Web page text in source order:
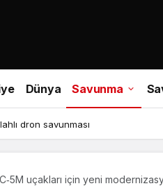
Dünya Savunma
dron savunması
uçakları için yeni